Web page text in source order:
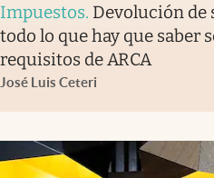
Impuestos. Devolución de
todo lo que hay que saber
requisitos de ARCA
José Luis Ceteri